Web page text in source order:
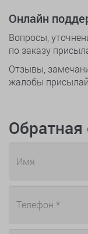
Онлайн
Вопросы,
по заказу
Отзывы,
жалобы
Обратная